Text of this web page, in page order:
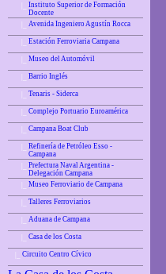
Instituto Superior de Formación
Docente
Avenida Ingeniero Agustín Rocca
Estación Ferroviaria Campana
Museo del Automóvil
Barrio Inglés
Tenaris - Siderca
Complejo Portuario Euroamérica
Campana Boat Club
Refinería de Petróleo Esso -
Campana
Prefectura Naval Argentina -
Delegación Campana
Museo Ferroviario de Campana
Talleres Ferroviarios
Aduana de Campana
Casa de los Costa
Circuito Centro Cívico